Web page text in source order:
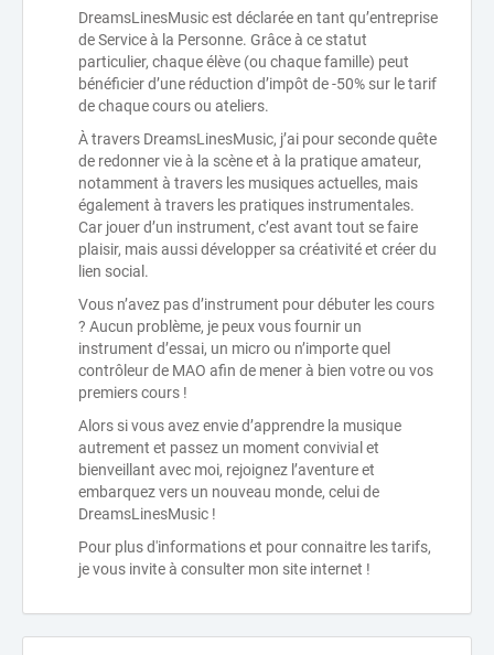
DreamsLinesMusic est déclarée en tant qu’entreprise
de Service à la Personne. Grâce à ce statut
particulier, chaque élève (ou chaque famille) peut
bénéficier d’une réduction d’impôt de -50% sur le tarif
de chaque cours ou ateliers.
À travers DreamsLinesMusic, j’ai pour seconde quête
de redonner vie à la scène et à la pratique amateur,
notamment à travers les musiques actuelles, mais
également à travers les pratiques instrumentales.
Car jouer d’un instrument, c’est avant tout se faire
plaisir, mais aussi développer sa créativité et créer du
lien social.
Vous n’avez pas d’instrument pour débuter les cours
? Aucun problème, je peux vous fournir un
instrument d’essai, un micro ou n’importe quel
contrôleur de MAO afin de mener à bien votre ou vos
premiers cours !
Alors si vous avez envie d’apprendre la musique
autrement et passez un moment convivial et
bienveillant avec moi, rejoignez l’aventure et
embarquez vers un nouveau monde, celui de
DreamsLinesMusic !
Pour plus d'informations et pour connaitre les tarifs,
je vous invite à consulter mon site internet !